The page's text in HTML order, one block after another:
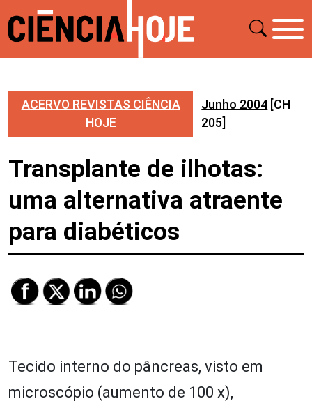
ACERVO REVISTAS CIÊNCIA
HOJE
Junho 2004 [CH
205]
Transplante de ilhotas:
uma alternativa atraente
para diabéticos
Tecido interno do pâncreas, visto em
microscópio (aumento de 100 x),